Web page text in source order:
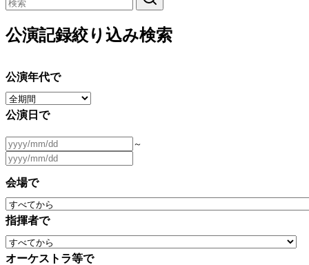
公演記録絞り込み検索
公演年代で
公演日で
～
会場で
指揮者で
オーケストラ等で